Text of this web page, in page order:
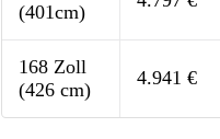
(401cm)
168 Zoll
(426 cm)
4.941 €